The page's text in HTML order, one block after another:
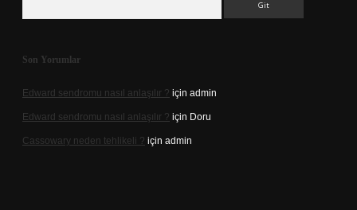
Son Yorumlar
Edward sendromu nasıl anlaşılır ? için admin
Edward sendromu nasıl anlaşılır ? için Doru
Cassowary neden tehlikeli ? için admin